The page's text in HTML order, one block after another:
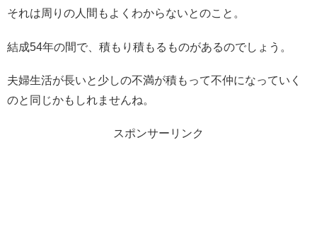
それは周りの人間もよくわからないとのこと。
結成54年の間で、積もり積もるものがあるのでしょう。
夫婦生活が長いと少しの不満が積もって不仲になっていく
のと同じかもしれませんね。
スポンサーリンク